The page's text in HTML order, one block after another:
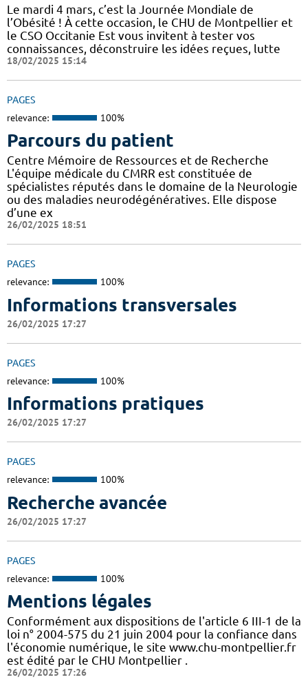
Le mardi 4 mars, c’est la Journée Mondiale de
l’Obésité ! À cette occasion, le CHU de Montpellier et
le CSO Occitanie Est vous invitent à tester vos
connaissances, déconstruire les idées reçues, lutte
18/02/2025 15:14
PAGES
relevance: 100%
Parcours du patient
Centre Mémoire de Ressources et de Recherche
L'équipe médicale du CMRR est constituée de
spécialistes réputés dans le domaine de la Neurologie
ou des maladies neurodégénératives. Elle dispose
d’une ex
26/02/2025 18:51
PAGES
relevance: 100%
Informations transversales
26/02/2025 17:27
PAGES
relevance: 100%
Informations pratiques
26/02/2025 17:27
PAGES
relevance: 100%
Recherche avancée
26/02/2025 17:27
PAGES
relevance: 100%
Mentions légales
Conformément aux dispositions de l'article 6 III-1 de la
loi n° 2004-575 du 21 juin 2004 pour la confiance dans
l'économie numérique, le site www.chu-montpellier.fr
est édité par le CHU Montpellier .
26/02/2025 17:26